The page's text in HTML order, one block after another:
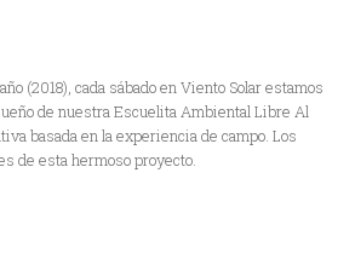
(2018), cada sábado en Viento Solar estamos
de nuestra Escuelita Ambiental Libre Al
basada en la experiencia de campo. Los
de esta hermoso proyecto.